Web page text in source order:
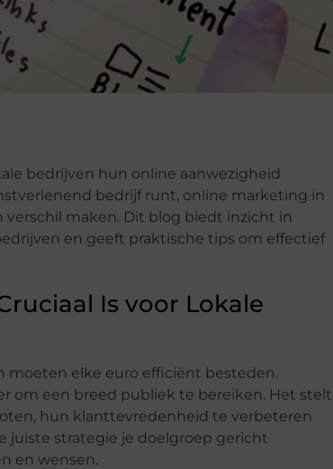
bedrijven hun online aanwezigheid
bedrijf runt, online marketing in
verschil maken. Dit blog biedt inzicht in
en geeft praktische tips om effectief
Is voor Lokale
moeten elke euro efficiënt besteden.
om een breed publiek te bereiken. Het stelt
hun klanttevredenheid te verbeteren
juiste strategie je doelgroep gericht
en wensen.